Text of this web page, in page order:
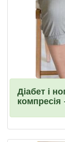
Діабет і
компресія